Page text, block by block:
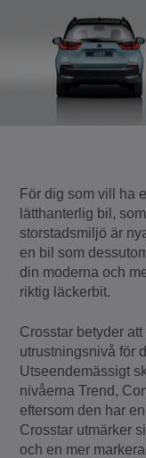
För dig som vill ha
lätthanterlig bil,
storstadsmiljö är
en bil som
din moderna och
riktig läckerbit.
Crosstar betyder
utrustningsnivå för
Utseendemässigt
nivåerna Trend,
eftersom den har
Crosstar utmärker
och en mer